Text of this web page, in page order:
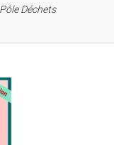
Pôle Déchets